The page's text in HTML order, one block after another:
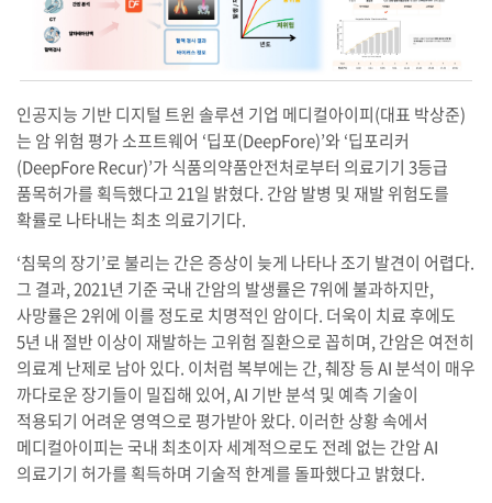
인공지능 기반 디지털 트윈 솔루션 기업 메디컬아이피(대표 박상준)
는 암 위험 평가 소프트웨어 ‘딥포(DeepFore)’와 ‘딥포리커
(DeepFore Recur)’가 식품의약품안전처로부터 의료기기 3등급
품목허가를 획득했다고 21일 밝혔다. 간암 발병 및 재발 위험도를
확률로 나타내는 최초 의료기기다.
‘침묵의 장기’로 불리는 간은 증상이 늦게 나타나 조기 발견이 어렵다.
그 결과, 2021년 기준 국내 간암의 발생률은 7위에 불과하지만,
사망률은 2위에 이를 정도로 치명적인 암이다. 더욱이 치료 후에도
5년 내 절반 이상이 재발하는 고위험 질환으로 꼽히며, 간암은 여전히
의료계 난제로 남아 있다. 이처럼 복부에는 간, 췌장 등 AI 분석이 매우
까다로운 장기들이 밀집해 있어, AI 기반 분석 및 예측 기술이
적용되기 어려운 영역으로 평가받아 왔다. 이러한 상황 속에서
메디컬아이피는 국내 최초이자 세계적으로도 전례 없는 간암 AI
의료기기 허가를 획득하며 기술적 한계를 돌파했다고 밝혔다.